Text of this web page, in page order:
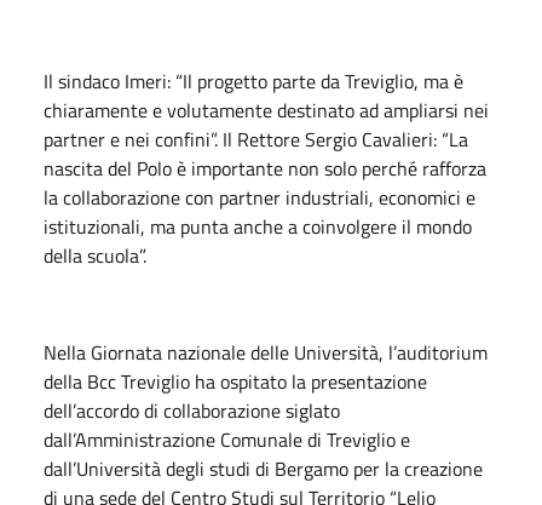
Il sindaco Imeri: “Il progetto parte da Treviglio, ma è
chiaramente e volutamente destinato ad ampliarsi nei
partner e nei confini”. Il Rettore Sergio Cavalieri: “La
nascita del Polo è importante non solo perché rafforza
la collaborazione con partner industriali, economici e
istituzionali, ma punta anche a coinvolgere il mondo
della scuola”.
Nella Giornata nazionale delle Università, l’auditorium
della Bcc Treviglio ha ospitato la presentazione
dell’accordo di collaborazione siglato
dall’Amministrazione Comunale di Treviglio e
dall’Università degli studi di Bergamo per la creazione
di una sede del Centro Studi sul Territorio “Lelio